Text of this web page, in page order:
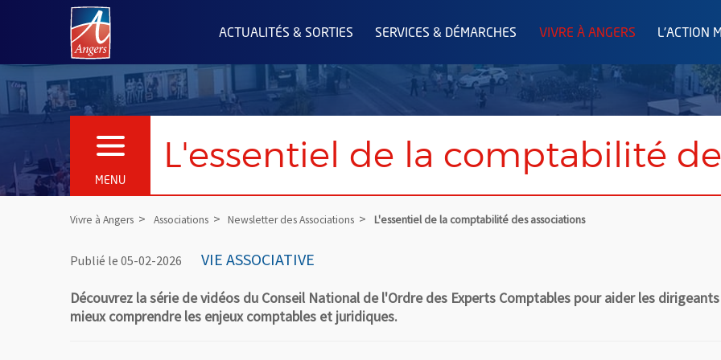
Angers.fr : Retour à l'accueil
ACTUALITÉS & SORTIES SERVICES & DÉMARCHES VIVRE À ANGERS L'ACTION
MENU
OUVRIR LE MENU L'essentiel de la comptabilité
Vivre à Angers Associations Newsletter des Associations L'essentiel de la comptabilité des associations
Publié le 05-02-2026 VIE ASSOCIATIVE
Découvrez la série de vidéos du Conseil National de l'Ordre des Experts Comptables pour aider les
mieux comprendre les enjeux comptables et juridiques.